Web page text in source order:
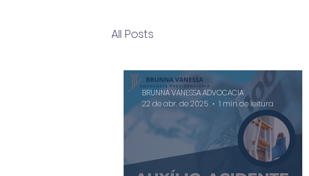
All Posts
BRUNNA VANESSA ADVOCACIA
22 de abr. de 2025
1 min de leitura